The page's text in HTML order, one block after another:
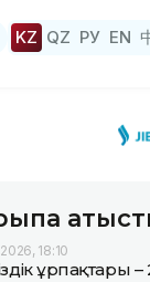
KZ QZ РУ EN
18:10
ұрпақтары